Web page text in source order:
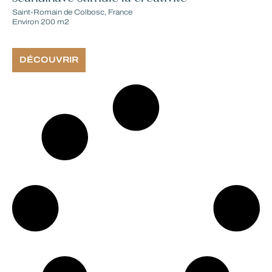
Saint-Romain de Colbosc, France
Environ 200 m2
DÉCOUVRIR